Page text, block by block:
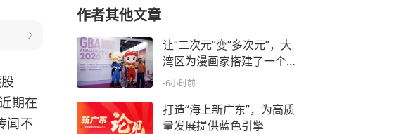
期在
闻不
作者其他文章
让“二次元”变“多次元”，大
湾区为漫画家搭建了一个新
舞台
-6小时前
打造“海上新广东”，为高质
量发展提供蓝色引擎